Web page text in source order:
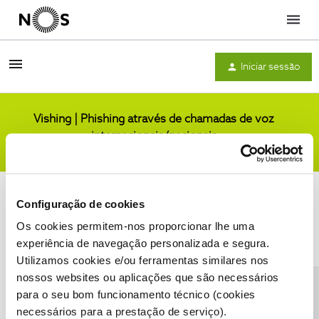
Configuração de cookies
Os cookies permitem-nos proporcionar lhe uma
experiência de navegação personalizada e segura.
Utilizamos cookies e/ou ferramentas similares nos
nossos websites ou aplicações que são necessários
para o seu bom funcionamento técnico (cookies
necessários para a prestação de serviço).
Menu
Iniciar sessão
Vishing | Phishing através de chamadas de voz
internacionais/nacionais
Condições do Fórum NOS Accessibility statement